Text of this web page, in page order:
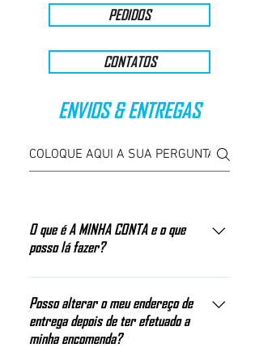
PEDIDOS
CONTATOS
ENVIOS & ENTREGAS
O que é A MINHA CONTA e o que
posso lá fazer?
Na secção A MINHA CONTA, terá sempre
acesso a todos os seus pedidos,
comunicações connosco e métodos de
pagamento. Ao efetuar uma compra, poderá
Posso alterar o meu endereço de
entrega depois de ter efetuado a
minha encomenda?